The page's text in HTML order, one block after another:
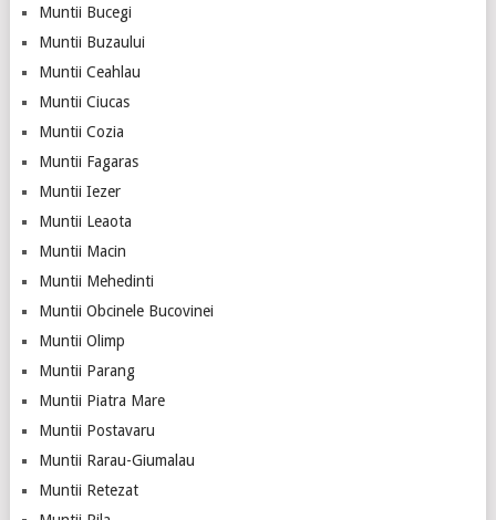
Muntii Bucegi
Muntii Buzaului
Muntii Ceahlau
Muntii Ciucas
Muntii Cozia
Muntii Fagaras
Muntii Iezer
Muntii Leaota
Muntii Macin
Muntii Mehedinti
Muntii Obcinele Bucovinei
Muntii Olimp
Muntii Parang
Muntii Piatra Mare
Muntii Postavaru
Muntii Rarau-Giumalau
Muntii Retezat